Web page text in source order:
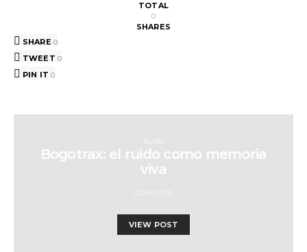
TOTAL
0
SHARES
SHARE 0
TWEET 0
PIN IT 0
BLOG
Bogotrax: el ruido como memoria
viva
VIEW POST